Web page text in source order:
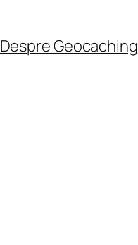
Despre Geocaching